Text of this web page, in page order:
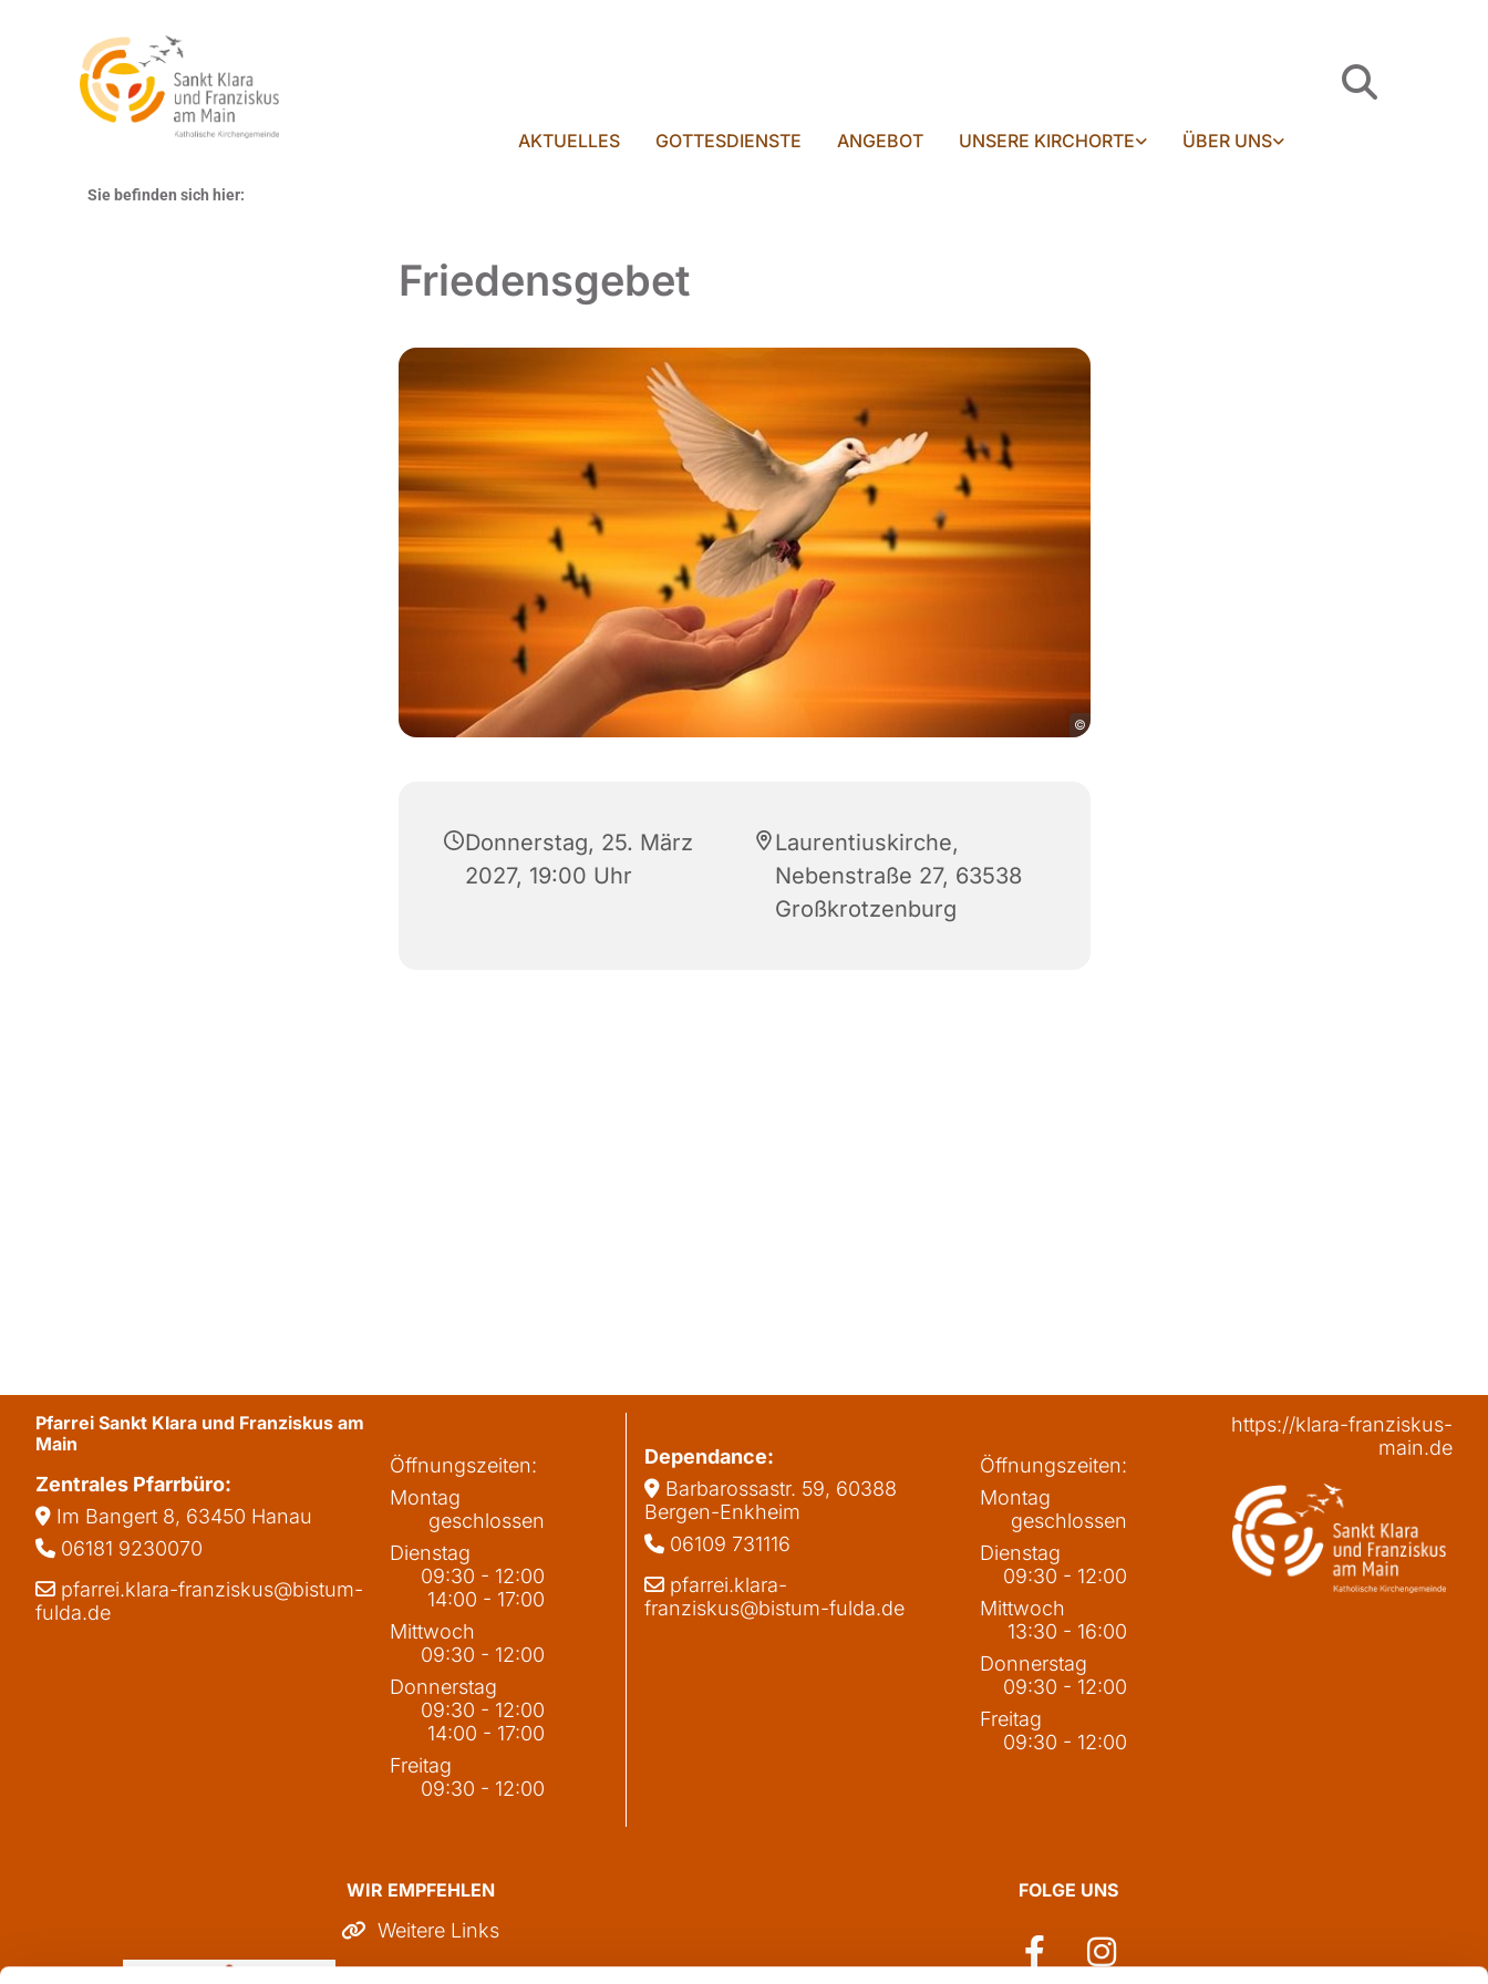
AKTUELLES GOTTESDIENSTE ANGEBOT UNSERE KIRCHORTE ÜBER UNS
Sie befinden sich hier:
Friedensgebet
©
Donnerstag, 25. März
2027, 19:00 Uhr
Laurentiuskirche,
Nebenstraße 27, 63538
Großkrotzenburg
Pfarrei Sankt Klara und Franziskus am
Main
Zentrales Pfarrbüro:
 Im Bangert 8, 63450 Hanau
 06181 9230070
 pfarrei.klara-franziskus@bistum-
fulda.de
Öffnungszeiten:
Montag
geschlossen
Dienstag
09:30 - 12:00
14:00 - 17:00
Mittwoch
09:30 - 12:00
Donnerstag
09:30 - 12:00
14:00 - 17:00
Freitag
09:30 - 12:00
Dependance:
 Barbarossastr. 59, 60388
Bergen-Enkheim
 06109 731116
 pfarrei.klara-
franziskus@bistum-fulda.de
Öffnungszeiten:
Montag
geschlossen
Dienstag
09:30 - 12:00
Mittwoch
13:30 - 16:00
Donnerstag
09:30 - 12:00
Freitag
09:30 - 12:00
https://klara-franziskus-
main.de
WIR EMPFEHLEN
 Weitere Links
FOLGE UNS